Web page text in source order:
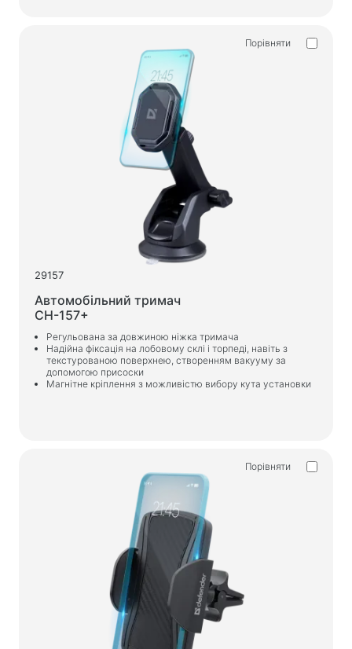
Для спорту та активного відпочинку
Спортивні товари
Робоче місце та домашні меблі
Столи для дому та офісу
Каркаси для письмового столу
Стільці для дому та офісу
Ігрові крісла
Товари для дому
Підлогові вішалки для одягу
Порівняти
29157
Автомобільний тримач
CH-157+
Регульована за довжиною ніжка тримача
Надійна фіксація на лобовому склі і торпеді, навіть з
текстурованою поверхнею, створенням вакууму за
допомогою присоски
Магнітне кріплення з можливістю вибору кута установки
Порівняти